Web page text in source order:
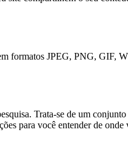
formatos JPEG, PNG, GIF,
Trata-se de um
para você entender de onde